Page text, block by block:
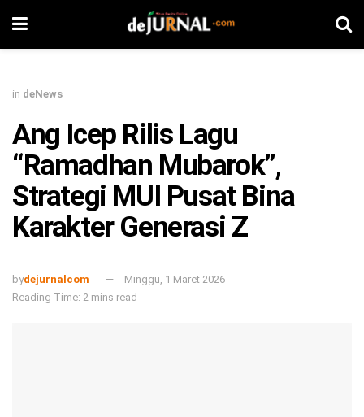
in deNews
Ang Icep Rilis Lagu
“Ramadhan Mubarok”,
Strategi MUI Pusat Bina
Karakter Generasi Z
bydejurnalcom
Minggu, 1 Maret 2026
Reading Time: 2 mins read